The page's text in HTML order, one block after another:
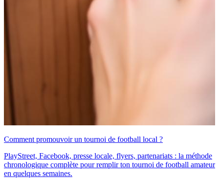
Comment promouvoir un tournoi de football local ?
PlayStreet, Facebook, presse locale, flyers, partenariats : la méthode
chronologique complète pour remplir ton tournoi de football amateur
en quelques semaines.